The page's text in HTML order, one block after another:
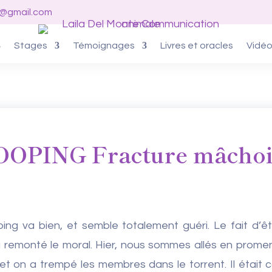
Stages Témoignages Livres et oracles
Fracture
va bien, et semble totalement guéri. Le fait
le moral. Hier, nous sommes allés en
on a trempé les membres dans le torrent. Il était